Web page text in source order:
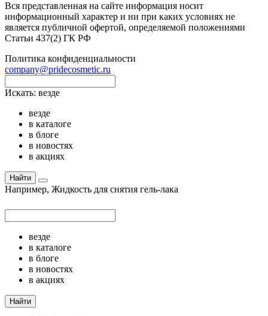
Вся представленная на сайте информация носит
информационный характер и ни при каких условиях не
является публичной офертой, определяемой положениями
Статьи 437(2) ГК РФ
Политика конфиденциальности
company@pridecosmetic.ru
Искать: везде
везде
в каталоге
в блоге
в новостях
в акциях
Найти
Например, Жидкость для снятия гель-лака
везде
в каталоге
в блоге
в новостях
в акциях
Найти